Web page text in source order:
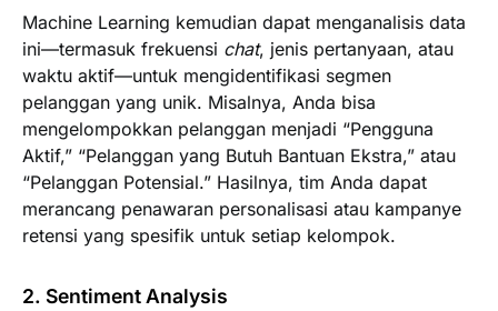
Machine Learning kemudian dapat menganalisis data
ini—termasuk frekuensi chat, jenis pertanyaan, atau
waktu aktif—untuk mengidentifikasi segmen
pelanggan yang unik. Misalnya, Anda bisa
mengelompokkan pelanggan menjadi “Pengguna
Aktif,” “Pelanggan yang Butuh Bantuan Ekstra,” atau
“Pelanggan Potensial.” Hasilnya, tim Anda dapat
merancang penawaran personalisasi atau kampanye
retensi yang spesifik untuk setiap kelompok.
2. Sentiment Analysis